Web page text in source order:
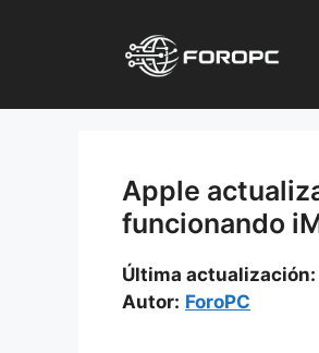
Apple
funcionando
Última actualización:
Autor: ForoPC